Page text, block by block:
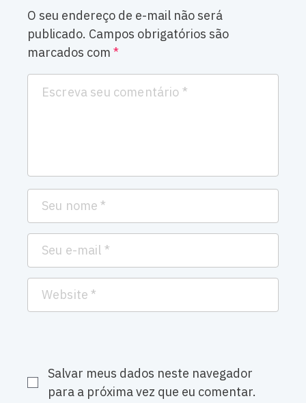
O seu endereço de e-mail não será
publicado. Campos obrigatórios são
marcados com *
Salvar meus dados neste navegador
para a próxima vez que eu comentar.